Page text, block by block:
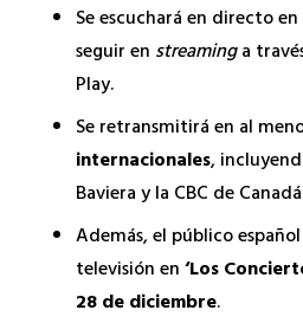
Se escuchará en directo
seguir en streaminga
Play.
Se retransmitirá en al
internacionales,
Baviera y la CBC de
Además, el público
televisión en‘Los
28 de diciembre.